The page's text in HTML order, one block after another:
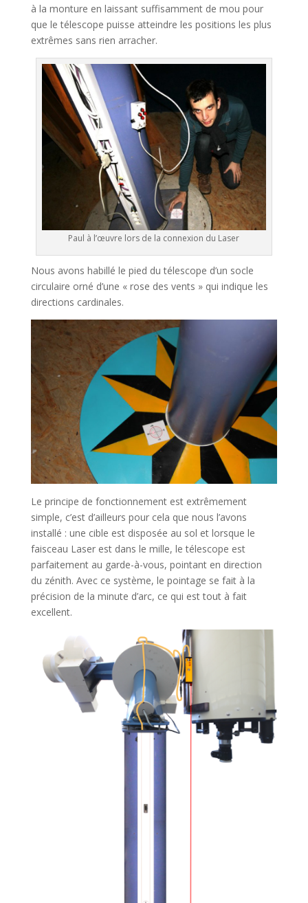
à la monture en laissant suffisamment de mou pour
que le télescope puisse atteindre les positions les plus
extrêmes sans rien arracher.
Paul à l’œuvre lors de la connexion du Laser
Nous avons habillé le pied du télescope d’un socle
circulaire orné d’une « rose des vents » qui indique les
directions cardinales.
Le principe de fonctionnement est extrêmement
simple, c’est d’ailleurs pour cela que nous l’avons
installé : une cible est disposée au sol et lorsque le
faisceau Laser est dans le mille, le télescope est
parfaitement au garde-à-vous, pointant en direction
du zénith. Avec ce système, le pointage se fait à la
précision de la minute d’arc, ce qui est tout à fait
excellent.